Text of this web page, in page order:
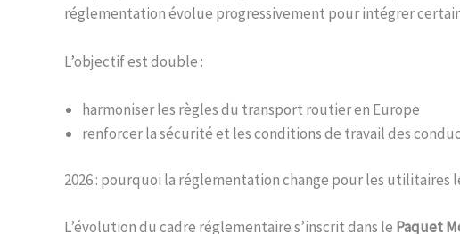
réglementation évolue progressivement pour intégrer
L’objectif est double :
harmoniser les règles du transport routier en Europe
renforcer la sécurité et les conditions de travail des
2026 : pourquoi la réglementation change pour les utilitaires
L’évolution du cadre réglementaire s’inscrit dans le Paquet